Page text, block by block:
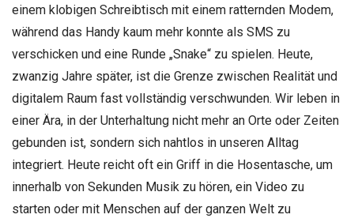
einem klobigen Schreibtisch mit einem ratternden Modem,
während das Handy kaum mehr konnte als SMS zu
verschicken und eine Runde „Snake“ zu spielen. Heute,
zwanzig Jahre später, ist die Grenze zwischen Realität und
digitalem Raum fast vollständig verschwunden. Wir leben in
einer Ära, in der Unterhaltung nicht mehr an Orte oder Zeiten
gebunden ist, sondern sich nahtlos in unseren Alltag
integriert. Heute reicht oft ein Griff in die Hosentasche, um
innerhalb von Sekunden Musik zu hören, ein Video zu
starten oder mit Menschen auf der ganzen Welt zu